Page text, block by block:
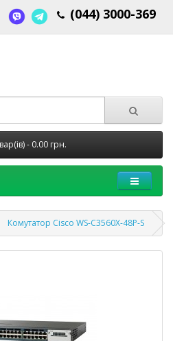
(044) 3000-369
- 0.00 грн.
Комутатор Cisco WS-C3560X-48P-S